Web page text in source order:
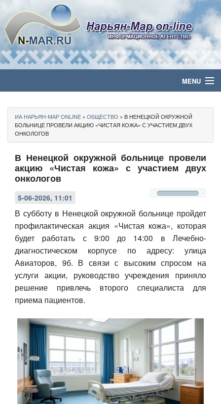
MENU
Политика
Общество
Культура
Медиа
Авто
Спорт
Контакты
ИА НАРЬЯН-МАР ONLINE » ОБЩЕСТВО » В НЕНЕЦКОЙ ОКРУЖНОЙ
БОЛЬНИЦЕ ПРОВЕЛИ АКЦИЮ «ЧИСТАЯ КОЖА» С УЧАСТИЕМ ДВУХ
ОНКОЛОГОВ
В Ненецкой окружной больнице провели
акцию «Чистая кожа» с участием двух
онкологов
5-06-2026, 11:01
В субботу в Ненецкой окружной больнице пройдет
профилактическая акция «Чистая кожа», которая
будет работать с 9:00 до 14:00 в Лечебно-
диагностическом корпусе по адресу: улица
Авиаторов, 9б. В связи с высоким спросом на
услуги акции, руководство учреждения приняло
решение привлечь второго специалиста для
приема пациентов.